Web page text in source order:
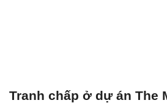
Tranh chấp ở dự án The